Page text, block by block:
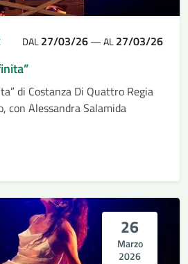
DAL27/03/26—AL27/03/26
di Costanza Di Quattro Regia
con Alessandra Salamida
26
Marzo
2026